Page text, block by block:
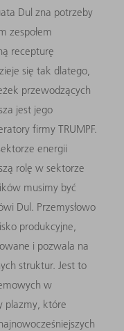
Dul zna potrzeby
zespołem
recepturę
się tak dlatego,
przewodzących
jest jego
firmy TRUMPF.
energii
rolę w sektorze
musimy być
Dul. Przemysłowo
produkcyjne,
i pozwala na
struktur. Jest to
w
plazmy, które